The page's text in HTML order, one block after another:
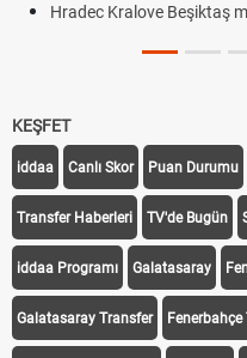
Hradec Kralove Beşiktaş
KEŞFET
iddaa Canlı Skor Puan Durumu
Transfer Haberleri TV'de Bugün
iddaa Programı Galatasaray
Galatasaray Transfer Fenerbahçe